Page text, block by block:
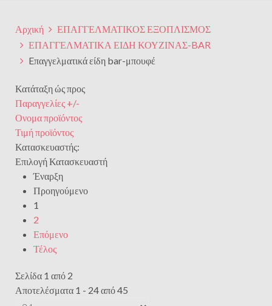
Αρχική
ΕΠΑΓΓΕΛΜΑΤΙΚΟΣ ΕΞΟΠΛΙΣΜΟΣ
ΕΠΑΓΓΕΛΜΑΤΙΚΑ ΕΙΔΗ ΚΟΥΖΙΝΑΣ-BAR
Eπαγγελματικά είδη bar-μπουφέ
Κατάταξη ώς προς
Παραγγελίες +/-
Ονομα προϊόντος
Τιμή προϊόντος
Κατασκευαστής:
Επιλογή Κατασκευαστή
Έναρξη
Προηγούμενο
1
2
Επόμενο
Τέλος
Σελίδα 1 από 2
Αποτελέσματα 1 - 24 από 45